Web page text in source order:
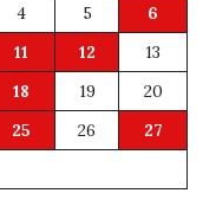
4 5
6
11 12
13
18 19
20
25 26
27